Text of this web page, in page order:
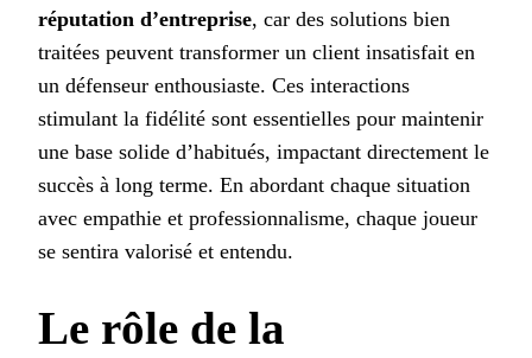
réputation d’entreprise, car des solutions bien
traitées peuvent transformer un client insatisfait en
un défenseur enthousiaste. Ces interactions
stimulant la fidélité sont essentielles pour maintenir
une base solide d’habitués, impactant directement le
succès à long terme. En abordant chaque situation
avec empathie et professionnalisme, chaque joueur
se sentira valorisé et entendu.
Le rôle de la